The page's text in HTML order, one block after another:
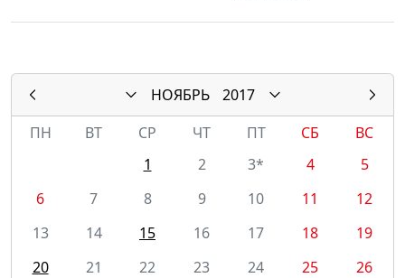
НОЯБРЬ
2017
ПН
ВТ СР ЧТ ПТ СБ
ВС
1
2 3* 4
5
6
7 8 9 10 11
12
13
14 15 16 17 18
19
20
21 22 23 24 25
26